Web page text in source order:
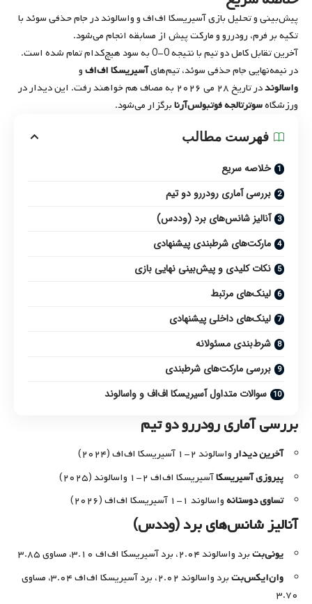
پیش‌بینی و تحلیل بازی آسیریسکا اف‌اف و واسالوند در جام حذفی سوئد با
تکیه بر فرم، رودررو و مارکت پیش از مسابقه انجام می‌شود.
آخرین تقابل کامل دو تیم با نتیجه 0-0 به سود هیچ‌کدام تمام شده است.
در نیمه‌نهایی جام حذفی سوئد، تیم‌هایآسیریسکا اف‌افو
واسالونددر تاریخ۲۸ می ۲۰۲۶
به مصاف هم خواهند رفت. این دیدار در
ورزشگاهسوترتالجه فوتبولس‌آرنابرگزار می‌شود.
فهرست مطالب
خلاصه سریع
بررسی آماری رودررو دو تیم
آنالیز شانس‌های برد (وددس)
مارکت‌های شرطبندی پیشنهادی
نکات کلیدی و پیش‌بینی نهایی بازی
لینک‌های مرتبط
لینک‌های داخلی پیشنهادی
شرط‌بندی مسئولانه
بررسی مارکت‌های شرطبندی
سوالات متداول آسیریسکا اف‌اف و واسالوند
بررسی آماری رودررو دو تیم
آخرین دیدارواسالوند ۲-۱ آسیریسکا اف‌اف (۲۰۲۴)
پیروزی آسیریسکاآسیریسکا اف‌اف ۲-۱ واسالوند (۲۰۲۵)
تساوی دوستانهواسالوند ۱-۱ آسیریسکا اف‌اف (۲۰۲۶)
آنالیز شانس‌های برد (وددس)
یونی‌بتبرد واسالوند ۲.۰۴، برد آسیریسکا اف‌اف ۳.۱۰، مساوی ۳.۸۵
وان‌ایکس‌بت
برد واسالوند ۲.۰۲، برد آسیریسکا اف‌اف ۳.۰۴، مساوی
۳.۷۰